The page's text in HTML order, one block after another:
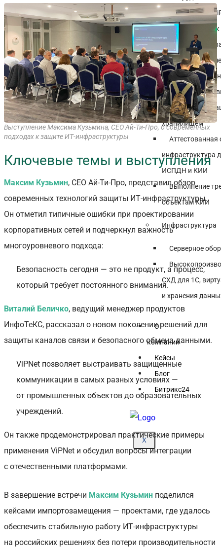
криптозащиты
Подключение
Костромской
Внедрение
защита сети и
Система
копирования с
хранилищем
Аттестованная
инфраструктура
ИСПДН и КИИ
Выполнение
объектам КИИ
Инфраструктура
Серверное
СХД для 1С,
и хранения
О
компании
Кейсы
Блог
Битрикс24
X
Выступление Максима Кузьмина, CEO Ай-Ти-Про, о современных
подходах к защите ИТ-инфраструктуры
Ключевые темы и выступления
Максим Кузьмин, CEO Ай-Ти-Про, представил обзор
современных технологий защиты ИТ-инфраструктуры.
Он отметил типичные ошибки при проектировании
корпоративных сетей и подчеркнул важность
многоуровневого подхода:
Безопасность сегодня — это не продукт, а процесс,
который требует постоянного внимания.
Виталий Беличко, ведущий менеджер продуктов
ИнфоТеКС, рассказал о новом поколении решений для
защиты каналов связи и безопасного обмена данными.
ViPNet позволяет выстраивать защищенные
коммуникации в самых разных условиях —
от промышленных объектов до образовательных
учреждений.
Он также продемонстрировал практические примеры
применения ViPNet и обсудил вопросы интеграции
с отечественными платформами.
В завершение встречи Максим Кузьмин поделился
кейсами импортозамещения — проектами, где удалось
обеспечить стабильную работу ИТ-инфраструктуры
на российских решениях без потери производительности